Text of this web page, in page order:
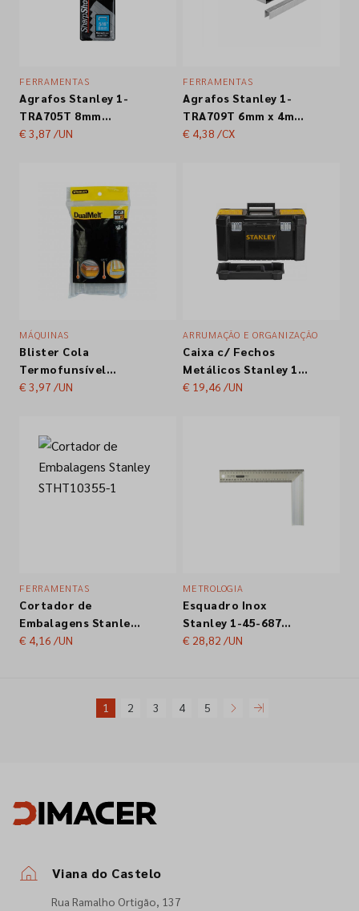
FERRAMENTAS
Agrafos Stanley 1-
TRA705T 8mm
cx.1000un.
€ 3,87 /UN
FERRAMENTAS
Agrafos Stanley 1-
TRA709T 6mm x 4mm
Tipo G cx. 1000
€ 4,38 /CX
MÁQUINAS
Blister Cola
Termofunsível
Stanley 1-GS-10DT
€ 3,97 /UN
ARRUMAÇÃO E ORGANIZAÇÃO
Caixa c/ Fechos
Metálicos Stanley 1-
75-521 19"
€ 19,46 /UN
FERRAMENTAS
Cortador de
Embalagens Stanley
STHT10355-1
€ 4,16 /UN
METROLOGIA
Esquadro Inox
Stanley 1-45-687
40cm
€ 28,82 /UN
1 2 3 4 5
Viana do Castelo
Rua Ramalho Ortigão, 137